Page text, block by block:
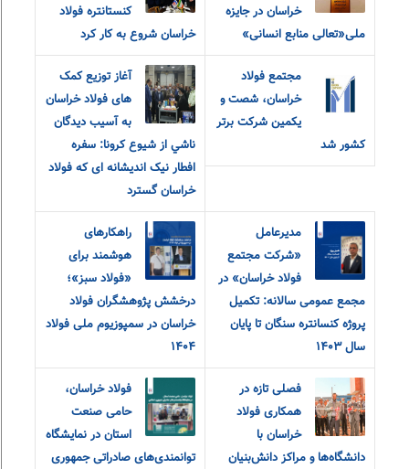
خراسان در جایزه
ملی«تعالی منابع انسانی»
کنستانتره فولاد
خراسان شروع به کار کرد
مجتمع فولاد
خراسان، شصت و
یکمین شرکت برتر
کشور شد
آغاز توزیع کمک
های فولاد خراسان
به آسيب ديدگان
ناشي از شيوع كرونا: سفره
افطار نیک اندیشانه ای که فولاد
خراسان گسترد
مدیرعامل
«شرکت مجتمع
فولاد خراسان» در
مجمع عمومی سالانه: تکمیل
پروژه کنسانتره سنگان تا پایان
سال ۱۴۰۳
راهکارهای
هوشمند برای
«فولاد سبز»؛
درخشش پژوهشگران فولاد
خراسان در سمپوزیوم ملی فولاد
۱۴۰۴
فصلی تازه در
همکاری فولاد
خراسان با
دانشگاه‌ها و مراکز دانش‌بنیان
فولاد خراسان،
حامی صنعت
استان در نمایشگاه
توانمندی‌های صادراتی جمهوری